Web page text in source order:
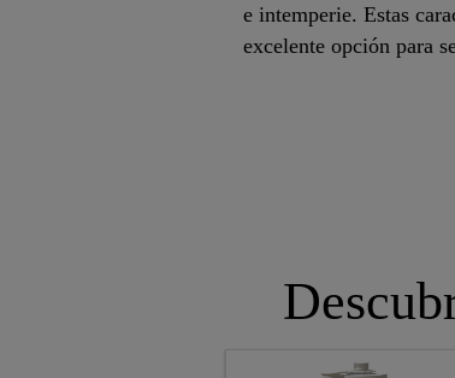
e intemperie. Estas
excelente opción para